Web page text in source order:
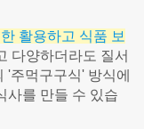
활용하고 식품 보
다양하더라도 질서
'주먹구구식' 방식에
사를 만들 수 있습